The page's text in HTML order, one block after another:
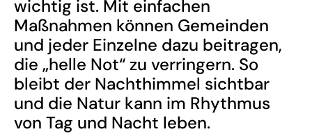
wichtig ist. Mit einfachen
Maßnahmen können Gemeinden
und jeder Einzelne dazu beitragen,
die „helle Not“ zu verringern. So
bleibt der Nachthimmel sichtbar
und die Natur kann im Rhythmus
von Tag und Nacht leben.